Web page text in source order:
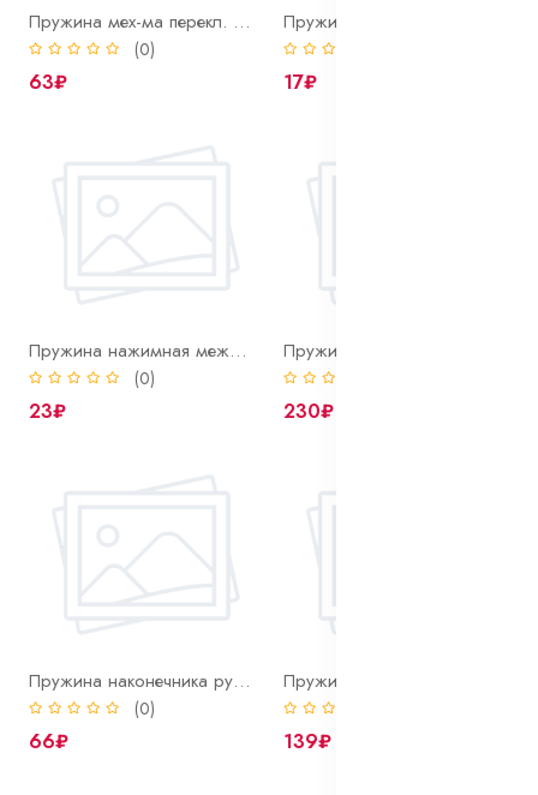
Пружина мех-ма перекл. передач
(0)
63₽ 17₽
Пружина нажимная межосевого дифференциала
(0)
23₽ 230₽
Пружина наконечника рулевой тяги автомобиля кам.а.з
(0)
66₽ 139₽